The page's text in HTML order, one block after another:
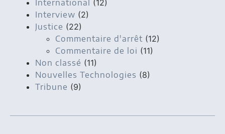
International
(12)
Interview (2)
Justice (22)
Commentaire d'arrêt (12)
Commentaire de loi (11)
Non classé (11)
Nouvelles Technologies (8)
Tribune (9)